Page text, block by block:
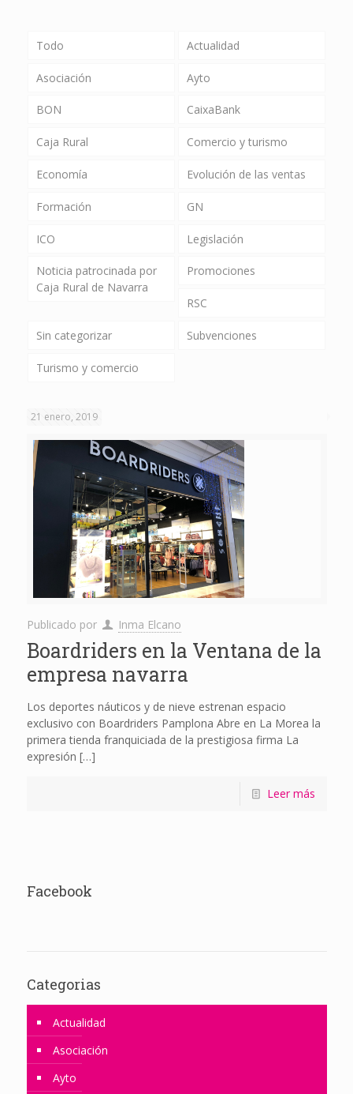
Todo Actualidad
Asociación Ayto
BON CaixaBank
Caja Rural Comercio y turismo
Economía Evolución de las ventas
Formación GN
ICO Legislación
Noticia patrocinada por
Caja Rural de Navarra
Promociones
RSC
Sin categorizar Subvenciones
Turismo y comercio
21 enero, 2019
Publicado por Inma Elcano
Boardriders en la Ventana de la
empresa navarra
Los deportes náuticos y de nieve estrenan espacio
exclusivo con Boardriders Pamplona Abre en La Morea la
primera tienda franquiciada de la prestigiosa firma La
expresión […]
Leer más
Facebook
Categorias
Actualidad
Asociación
Ayto